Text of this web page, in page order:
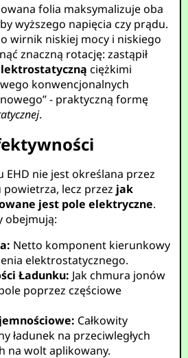
folia maksymalizuje oba
wyższego napięcia czy prądu.
wirnik niskiej mocy i niskiego
znaczną rotację: zastąpił
ciężkimi
konwencjonalnych
- praktyczną formę
.
EHD nie jest określana przez
powietrza, lecz przez jak
jest pole elektryczne.
obejmują:
Netto komponent kierunkowy
elektrostatycznego.
Ładunku: Jak chmura jonów
poprzez częściowe
Całkowity
ładunek na przeciwległych
na wolt aplikowany.